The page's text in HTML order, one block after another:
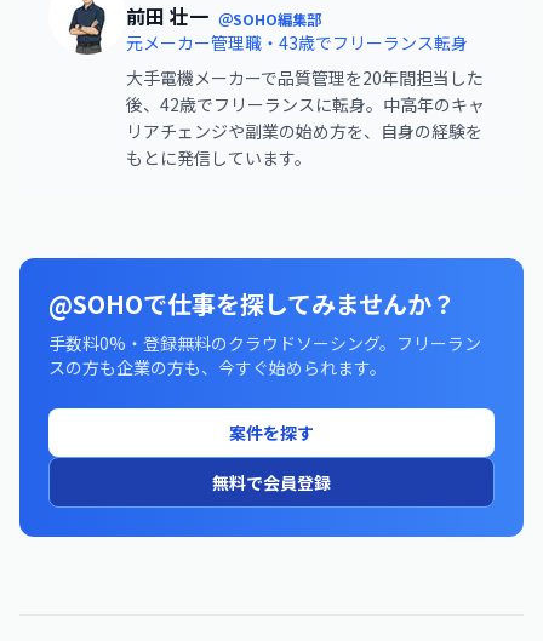
前田 壮一 ＠SOHO編集部
元メーカー管理職・43歳でフリーランス転身
大手電機メーカーで品質管理を20年間担当した
後、42歳でフリーランスに転身。中高年のキャ
リアチェンジや副業の始め方を、自身の経験を
もとに発信しています。
@SOHOで仕事を探してみませんか？
手数料0%・登録無料のクラウドソーシング。フリーラン
スの方も企業の方も、今すぐ始められます。
案件を探す
無料で会員登録